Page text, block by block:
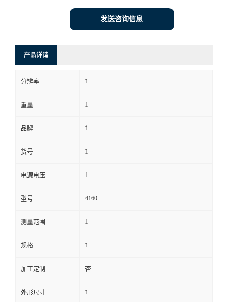
线
留
言
发送咨询信息
产品详请
分辨率 1
重量 1
品牌 1
货号 1
电源电压 1
型号 4160
测量范围 1
规格 1
加工定制 否
外形尺寸 1